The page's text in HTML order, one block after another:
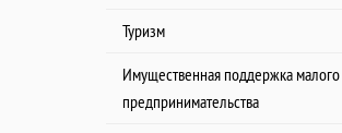
Туризм
Имущественная поддержка
предпринимательства